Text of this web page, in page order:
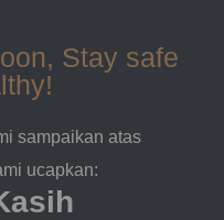
Stay safe
sampaikan atas
ucapkan: